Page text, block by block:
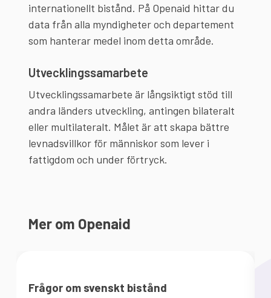
internationellt bistånd. På Openaid hittar du
data från alla myndigheter och departement
som hanterar medel inom detta område.
Utvecklingssamarbete
Utvecklingssamarbete är långsiktigt stöd till
andra länders utveckling, antingen bilateralt
eller multilateralt. Målet är att skapa bättre
levnadsvillkor för människor som lever i
fattigdom och under förtryck.
Mer om Openaid
Frågor om svenskt bistånd